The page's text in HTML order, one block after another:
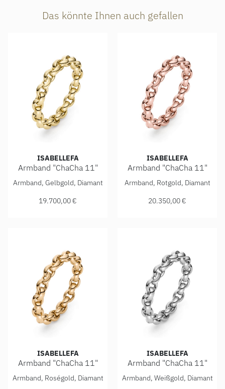
Das könnte Ihnen auch gefallen
ISABELLEFA
Armband "ChaCha 11"
IsabelleFa Armband "ChaCha 11", Ref: 04111/20BKL-GG,
Armband, Gelbgold, Diamant
19.700,00 €
ISABELLEFA
Armband "ChaCha 11"
IsabelleFa Armband
Armband, Rotgold, Diamant
20.350,00 €
ISABELLEFA
Armband "ChaCha 11"
IsabelleFa Armband "ChaCha 11", Ref: 04111/20BKL-
Armband, Roségold, Diamant
ISABELLEFA
Armband "ChaCha 11"
IsabelleFa Armband
Armband, Weißgold, Diamant